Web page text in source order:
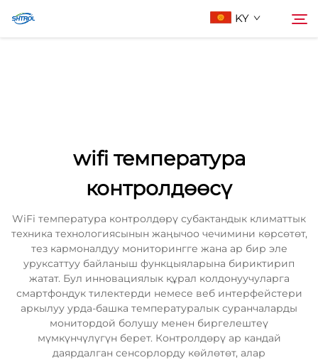
KY
wifi температура
контролдөөсү
WiFi температура контролдөрү субактандык климаттык
техника технологиясынын жаңычоо чечимини көрсөтөт,
тез кармоналдуу мониторингге жана ар бир эле
уруксаттуу байланыш функцыяларына бириктирип
жатат. Бул инновациялык құрал колдонуучуларга
смартфондук тилектерди немесе веб интерфейстери
аркылуу урда-башка температуралык суранчаларды
монитордой болушу менен биргелештеү
мүмкүнчүлүгүн берет. Контролдөрү ар кандай
даярдалган сенсорлорду көйлөтөт, алар